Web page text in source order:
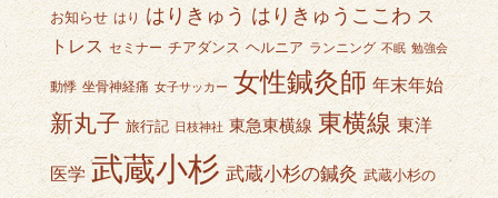
お知らせ はり はりきゅう はりきゅうここわ ス
トレス セミナー チアダンス ヘルニア ランニング 不眠 勉強会
動悸 坐骨神経痛 女子サッカー 女性鍼灸師 年末年始
新丸子 旅行記 日枝神社 東急東横線 東横線 東洋
医学 武蔵小杉 武蔵小杉の鍼灸 武蔵小杉の